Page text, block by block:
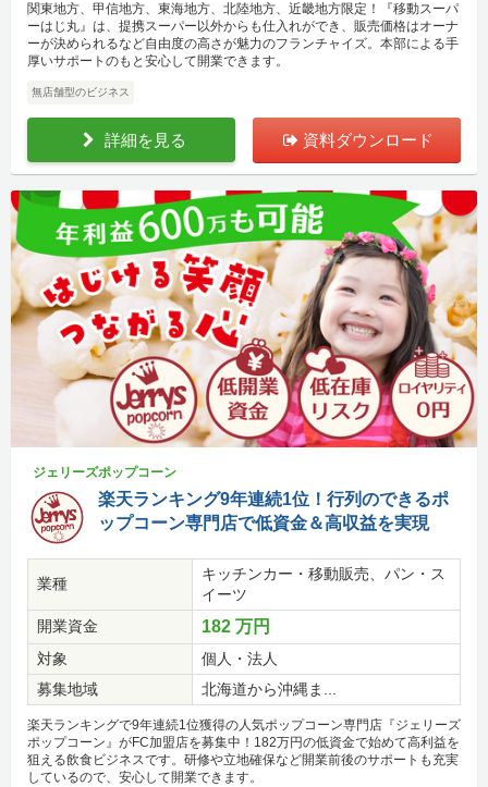
関東地方、甲信地方、東海地方、北陸地方、近畿地方限定！『移動スーパ
ーはじ丸』は、提携スーパー以外からも仕入れができ、販売価格はオーナ
ーが決められるなど自由度の高さが魅力のフランチャイズ。本部による手
厚いサポートのもと安心して開業できます。
無店舗型のビジネス
詳細を見る 資料ダウンロード
ジェリーズポップコーン
楽天ランキング9年連続1位！行列のできるポ
ップコーン専門店で低資金＆高収益を実現
業種
キッチンカー・移動販売、パン・ス
イーツ
開業資金
182 万円
対象
個人・法人
募集地域
北海道から沖縄ま...
楽天ランキングで9年連続1位獲得の人気ポップコーン専門店『ジェリーズ
ポップコーン』がFC加盟店を募集中！182万円の低資金で始めて高利益を
狙える飲食ビジネスです。研修や立地確保など開業前後のサポートも充実
しているので、安心して開業できます。